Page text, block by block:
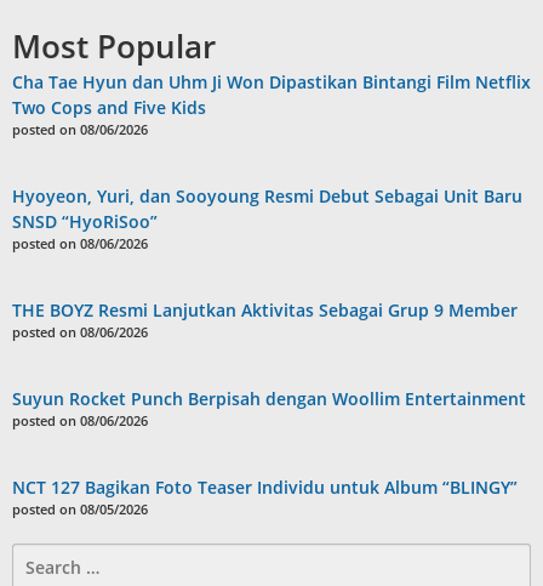
Most Popular
Cha Tae Hyun dan Uhm Ji Won Dipastikan Bintangi Film Netflix
Two Cops and Five Kids
posted on 08/06/2026
Hyoyeon, Yuri, dan Sooyoung Resmi Debut Sebagai Unit Baru
SNSD “HyoRiSoo”
posted on 08/06/2026
THE BOYZ Resmi Lanjutkan Aktivitas Sebagai Grup 9 Member
posted on 08/06/2026
Suyun Rocket Punch Berpisah dengan Woollim Entertainment
posted on 08/06/2026
NCT 127 Bagikan Foto Teaser Individu untuk Album “BLINGY”
posted on 08/05/2026
for: